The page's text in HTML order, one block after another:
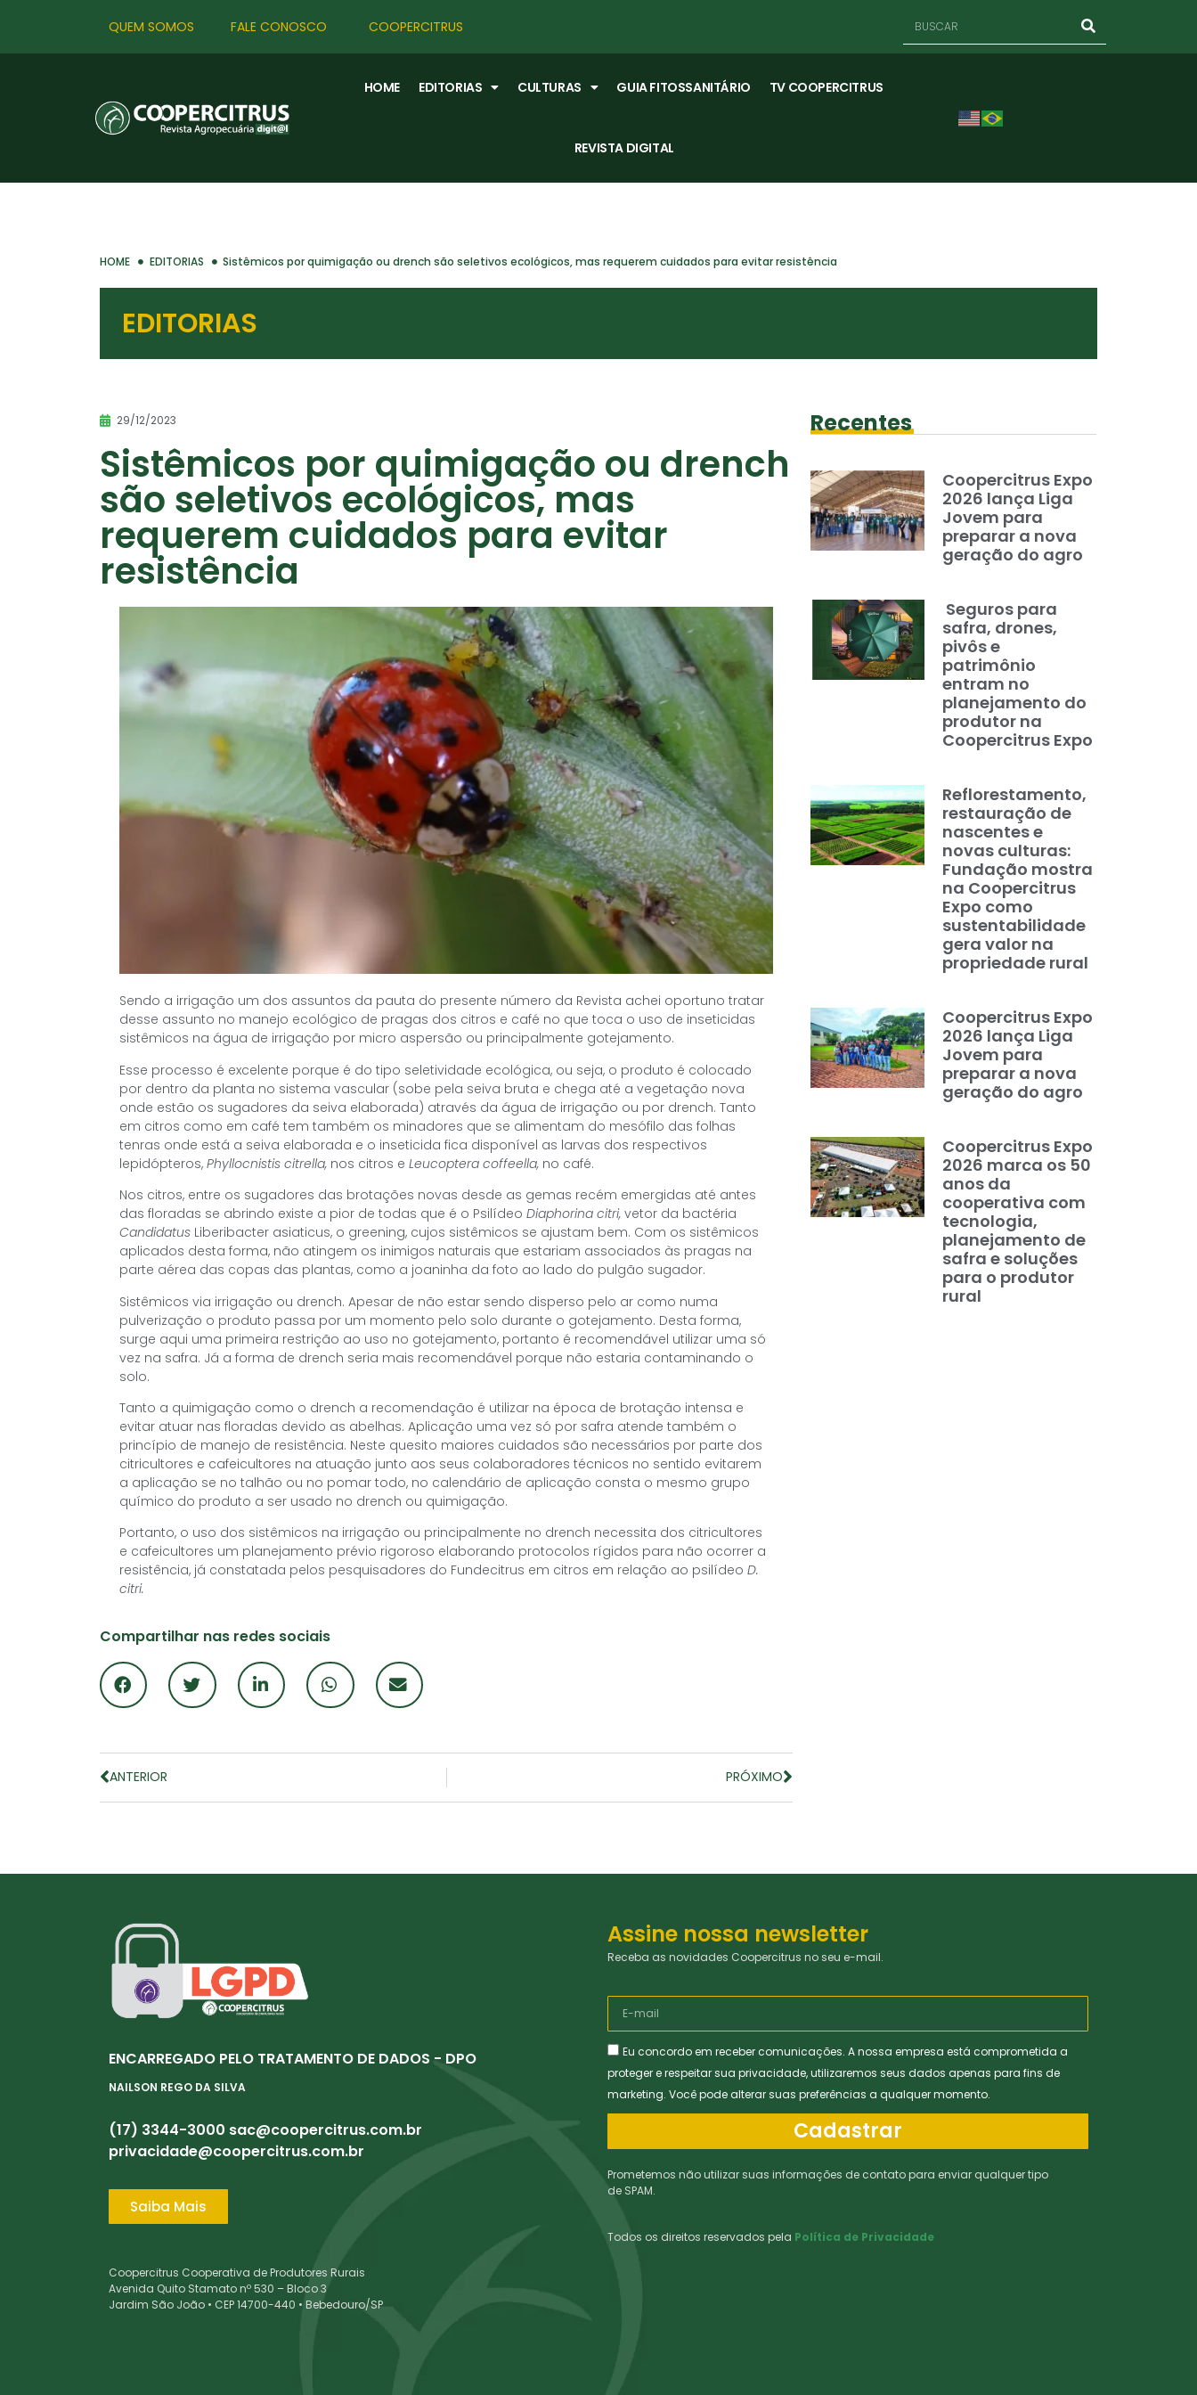
QUEM SOMOS FALE CONOSCO COOPERCITRUS
HOME EDITORIAS CULTURAS GUIA FITOSSANITÁRIO TV COOPERCITRUS
REVISTA DIGITAL
HOME EDITORIAS Sistêmicos por quimigação ou drench são seletivos ecológicos, mas requerem cuidados para evitar resistência
EDITORIAS
29/12/2023
Sistêmicos por quimigação ou drench
são seletivos ecológicos, mas
requerem cuidados para evitar
resistência
Sendo a irrigação um dos assuntos da pauta do presente número da Revista achei oportuno tratar
desse assunto no manejo ecológico de pragas dos citros e café no que toca o uso de inseticidas
sistêmicos na água de irrigação por micro aspersão ou principalmente gotejamento.
Esse processo é excelente porque é do tipo seletividade ecológica, ou seja, o produto é colocado
por dentro da planta no sistema vascular (sobe pela seiva bruta e chega até a vegetação nova
onde estão os sugadores da seiva elaborada) através da água de irrigação ou por drench. Tanto
em citros como em café tem também os minadores que se alimentam do mesófilo das folhas
tenras onde está a seiva elaborada e o inseticida fica disponível as larvas dos respectivos
lepidópteros, Phyllocnistis citrella, nos citros e Leucoptera coffeella, no café.
Nos citros, entre os sugadores das brotações novas desde as gemas recém emergidas até antes
das floradas se abrindo existe a pior de todas que é o Psilídeo Diaphorina citri, vetor da bactéria
Candidatus Liberibacter asiaticus, o greening, cujos sistêmicos se ajustam bem. Com os sistêmicos
aplicados desta forma, não atingem os inimigos naturais que estariam associados às pragas na
parte aérea das copas das plantas, como a joaninha da foto ao lado do pulgão sugador.
Sistêmicos via irrigação ou drench. Apesar de não estar sendo disperso pelo ar como numa
pulverização o produto passa por um momento pelo solo durante o gotejamento. Desta forma,
surge aqui uma primeira restrição ao uso no gotejamento, portanto é recomendável utilizar uma só
vez na safra. Já a forma de drench seria mais recomendável porque não estaria contaminando o
solo.
Tanto a quimigação como o drench a recomendação é utilizar na época de brotação intensa e
evitar atuar nas floradas devido as abelhas. Aplicação uma vez só por safra atende também o
princípio de manejo de resistência. Neste quesito maiores cuidados são necessários por parte dos
citricultores e cafeicultores na atuação junto aos seus colaboradores técnicos no sentido evitarem
a aplicação se no talhão ou no pomar todo, no calendário de aplicação consta o mesmo grupo
químico do produto a ser usado no drench ou quimigação.
Portanto, o uso dos sistêmicos na irrigação ou principalmente no drench necessita dos citricultores
e cafeicultores um planejamento prévio rigoroso elaborando protocolos rígidos para não ocorrer a
resistência, já constatada pelos pesquisadores do Fundecitrus em citros em relação ao psilídeo D.
citri.
Compartilhar nas redes sociais
ANTERIOR PRÓXIMO
Recentes
Coopercitrus Expo
2026 lança Liga
Jovem para
preparar a nova
geração do agro
Seguros para
safra, drones,
pivôs e
patrimônio
entram no
planejamento do
produtor na
Coopercitrus Expo
Reflorestamento,
restauração de
nascentes e
novas culturas:
Fundação mostra
na Coopercitrus
Expo como
sustentabilidade
gera valor na
propriedade rural
Coopercitrus Expo
2026 lança Liga
Jovem para
preparar a nova
geração do agro
Coopercitrus Expo
2026 marca os 50
anos da
cooperativa com
tecnologia,
planejamento de
safra e soluções
para o produtor
rural
ENCARREGADO PELO TRATAMENTO DE DADOS - DPO
NAILSON REGO DA SILVA
(17) 3344-3000 sac@coopercitrus.com.br
privacidade@coopercitrus.com.br
Saiba Mais
Coopercitrus Cooperativa de Produtores Rurais
Avenida Quito Stamato nº 530 – Bloco 3
Jardim São João • CEP 14700-440 • Bebedouro/SP
Assine nossa newsletter
Receba as novidades Coopercitrus no seu e-mail.
Eu concordo em receber comunicações. A nossa empresa está comprometida a
proteger e respeitar sua privacidade, utilizaremos seus dados apenas para fins de
marketing. Você pode alterar suas preferências a qualquer momento.
Cadastrar
Prometemos não utilizar suas informações de contato para enviar qualquer tipo
de SPAM.
Todos os direitos reservados pela Política de Privacidade